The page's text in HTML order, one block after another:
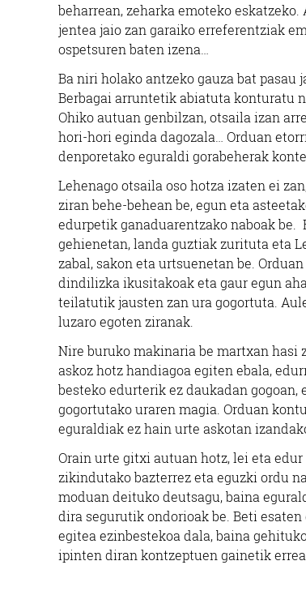
beharrean, zeharka emoteko
jentea jaio zan garaiko erreferentziak
ospetsuren baten izena…
Ba niri holako antzeko gauza bat pasau
Berbagai arruntetik abiatuta konturatu
Ohiko autuan genbilzan, otsaila izan
hori-hori eginda dagozala… Orduan
denporetako eguraldi gorabeherak
Lehenago otsaila oso hotza izaten ei
ziran behe-behean be, egun eta
edurpetik ganaduarentzako naboak
gehienetan, landa guztiak zurituta eta
zabal, sakon eta urtsuenetan be.
dindilizka ikusitakoak eta gaur egun
teilatutik jausten zan ura gogortuta.
luzaro egoten ziranak.
Nire buruko makinaria be martxan hasi
askoz hotz handiagoa egiten ebala,
besteko edurterik ez daukadan
gogortutako uraren magia. Orduan
eguraldiak ez hain urte askotan
Orain urte gitxi autuan hotz, lei eta
zikindutako bazterrez eta eguzki ordu
moduan deituko deutsagu, baina
dira segurutik ondorioak be. Beti
egitea ezinbestekoa dala, baina
ipinten diran kontzeptuen gainetik